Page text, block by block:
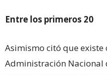
Entre los primeros 20
Asimismo citó que
Administración Nacional